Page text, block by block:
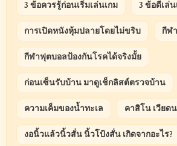
3 ข้อควรรู้ก่อนเริ่มเล่นเกม 3 ข้อดีเล่น
การเปิดหนังหุ้มปลายโดยไม่ขริบ กีฬ
กีฬาฟุตบอลป้องกันโรคได้จริงมั้ย
ก่อนเซ็นรับบ้าน มาดูเช็กลิสต์ตรวจบ้าน
ความเค็มของน้ำทะเล คาสิโน เวียด
งอนิ้วแล้วนิ้วสั่น นิ้วโป้งสั่น เกิดจากอะไร?